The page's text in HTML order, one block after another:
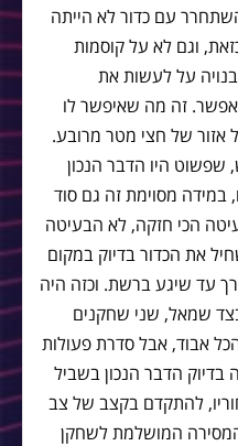
עם כדור לא הייתה
וגם לא על קוסמות
בנויה על לעשות את
זה מה שאיפשר לו
של חצי מטר מרובע.
היו הדבר הנכון
מסוימת זה גם סוד
הכי חזקה, לא הבעיטה
את הכדור בדיוק במקום
עד שיגע ברשת. וכזה היה
שמאל, שני שחקנים
אבוד, אבל סדרת פעולות
הדבר הנכון בשביל
להתקדם בקצב של צב
המושלמת לשחקן